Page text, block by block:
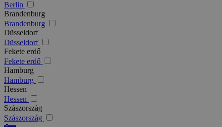
Berlin
Brandenburg
Brandenburg
Düsseldorf
Düsseldorf
Fekete erdő
Fekete erdő
Hamburg
Hamburg
Hessen
Hessen
Szászország
Szászország